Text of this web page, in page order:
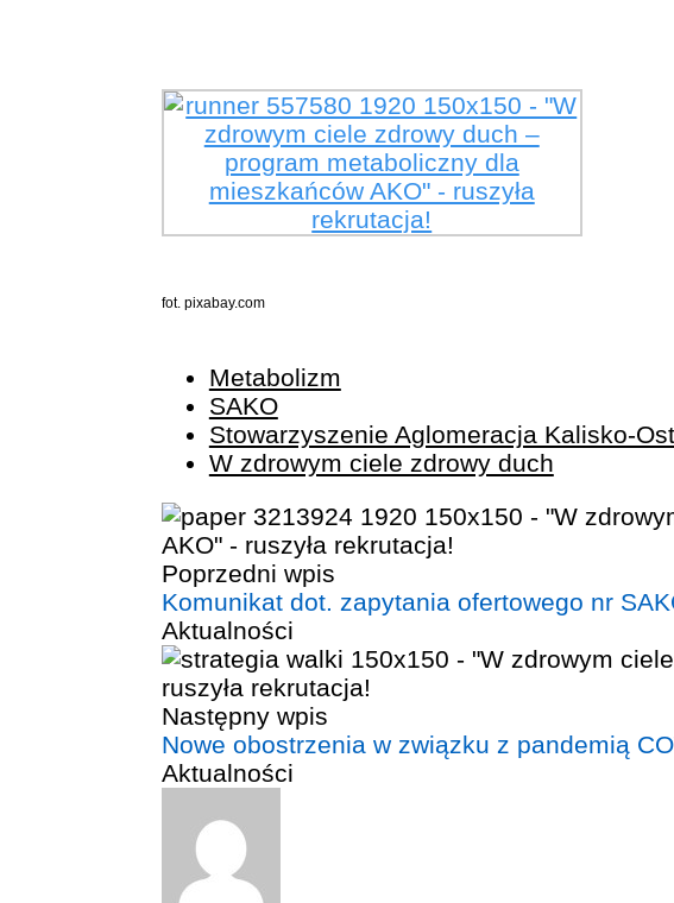
fot. pixabay.com
Metabolizm
SAKO
Stowarzyszenie Aglomeracja Kalisko-
W zdrowym ciele zdrowy duch
Poprzedni wpis
Komunikat dot. zapytania ofertowego nr
Aktualności
Następny wpis
Nowe obostrzenia w związku z pandemią
Aktualności